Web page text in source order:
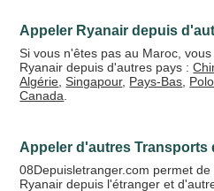
Appeler Ryanair depuis
Si vous n'êtes pas au Maroc,
Ryanair depuis d'autres pays :
Algérie ,Singapour, Pays-Bas
Canada
Appeler d'autres Transports
08Depuisletranger.com permet
Ryanair depuis l'étranger et